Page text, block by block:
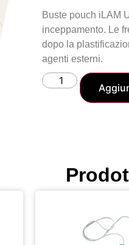
Buste pouch iLAM
inceppamento. Le
dopo la
agenti esterni.